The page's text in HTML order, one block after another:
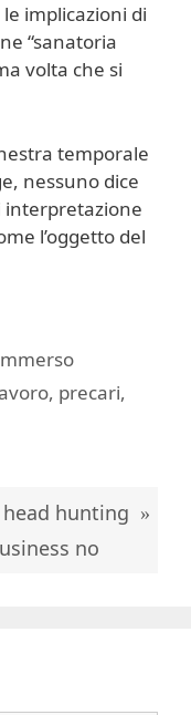
le implicazioni di
“sanatoria
volta che si
temporale
nessuno dice
interpretazione
l’oggetto del
, precari,
hunting
no